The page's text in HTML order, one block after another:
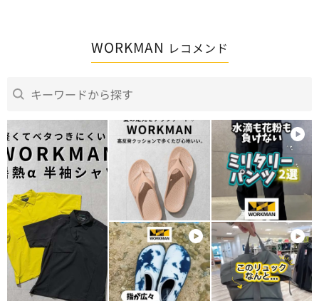
調ベストなら流石に涼しく感
個必要
少しの作業での使用に適して
る？ 今後に期待
WORKMAN レコメンド